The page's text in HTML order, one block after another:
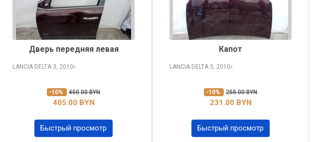
Дверь передняя левая
LANCIA DELTA 3, 2010г.
-10% 450.00 BYN
405.00 BYN
Быстрый просмотр
Капот
LANCIA DELTA 3, 2010г.
-10% 255.00 BYN
231.00 BYN
Быстрый просмотр